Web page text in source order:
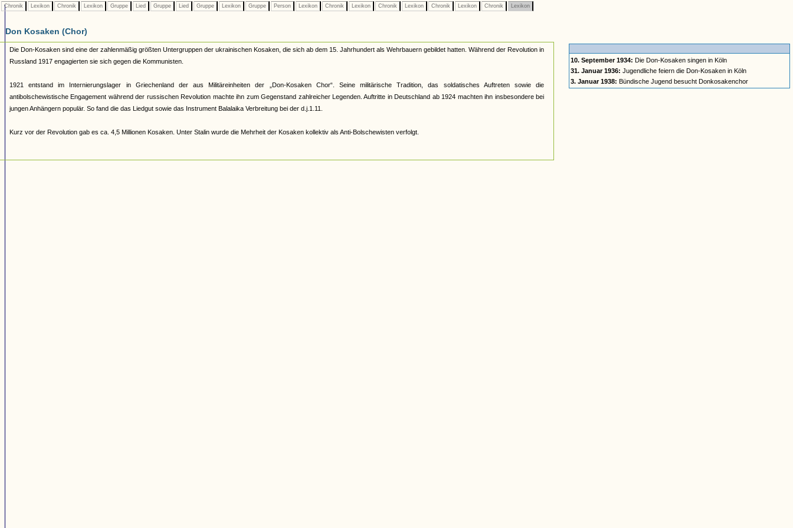
Chronik Lexikon Chronik Lexikon Gruppe Lied Gruppe Lied Gruppe Lexikon Gruppe Person Lexikon Chronik Lexikon Chronik Lexikon Chronik Lexikon Chronik Lexikon
Don Kosaken (Chor)
Die Don-Kosaken sind eine der zahlenmäßig größten Untergruppen der ukrainischen Kosaken, die sich ab dem 15. Jahrhundert als Wehrbauern gebildet hatten. Während der Revolution in
Russland 1917 engagierten sie sich gegen die Kommunisten.
1921 entstand im Internierungslager in Griechenland der aus Militäreinheiten der „Don-Kosaken Chor“. Seine militärische Tradition, das soldatisches Auftreten sowie die
antibolschewistische Engagement während der russischen Revolution machte ihn zum Gegenstand zahlreicher Legenden. Auftritte in Deutschland ab 1924 machten ihn insbesondere bei
jungen Anhängern populär. So fand die das Liedgut sowie das Instrument Balalaika Verbreitung bei der d.j.1.11.
Kurz vor der Revolution gab es ca. 4,5 Millionen Kosaken. Unter Stalin wurde die Mehrheit der Kosaken kollektiv als Anti-Bolschewisten verfolgt.
10. September 1934: Die Don-Kosaken singen in Köln
31. Januar 1936: Jugendliche feiern die Don-Kosaken in Köln
3. Januar 1938: Bündische Jugend besucht Donkosakenchor